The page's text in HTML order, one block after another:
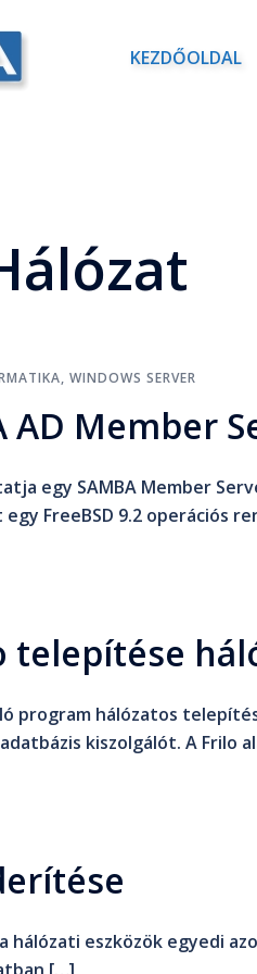
KEZDŐOLDAL
, WINDOWS SERVER
AD Member
egy SAMBA Member
FreeBSD 9.2 operációs
telepítése
program hálózatos
kiszolgálót. A Frilo
hálózati eszközök egyedi